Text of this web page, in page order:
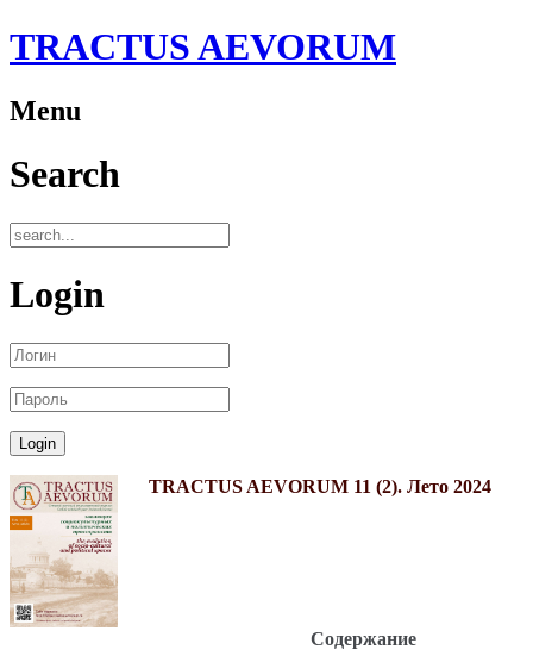
TRACTUS AEVORUM
Menu
Search
Login
TRACTUS AEVORUM 11 (2). Лето 2024
Содержание